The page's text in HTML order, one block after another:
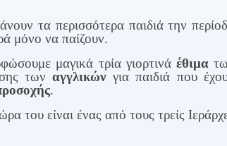
τα περισσότερα παιδιά την
μόνο να παίζουν.
μαγικά τρία γιορτινάέθιμα
τωναγγλικώνγια παιδιά που
.
του είναι ένας από τους τρείς